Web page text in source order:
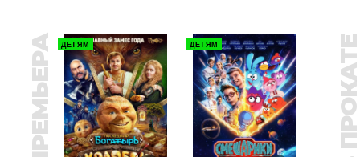
ПРЕМЬЕРА ДЕТЯМ ДЕТЯМ В